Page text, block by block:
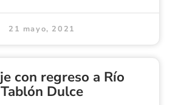
21 mayo, 2021
con regreso a Río
Tablón Dulce